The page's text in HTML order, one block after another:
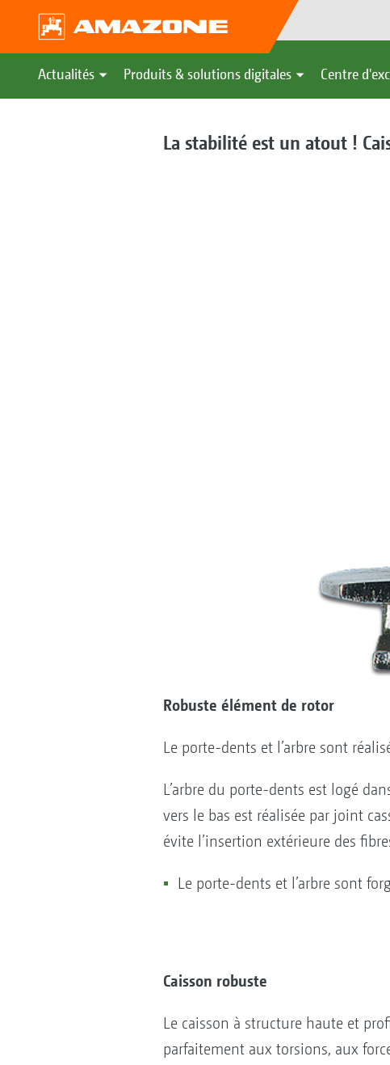
Actualités Produits & solutions digitales Centre
La stabilité est un atout !
Robuste élément de rotor
Le porte-dents et l’arbre sont
L’arbre du porte-dents est logé
vers le bas est réalisée par joint
évite l’insertion extérieure des
Le porte-dents et l’arbre sont
Caisson robuste
Le caisson à structure haute et
parfaitement aux torsions, aux